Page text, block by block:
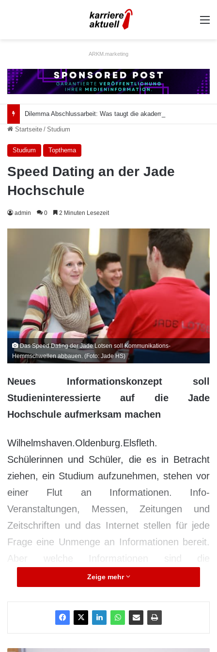
ARKM.marketing
Startseite / Studium
Studium Topthema
Speed Dating an der Jade
Hochschule
admin 0 2 Minuten Lesezeit
Das Speed Dating der Jade Lotsen soll Kommunikations-
Hemmschwellen abbauen. (Foto: Jade HS)
Neues Informationskonzept soll
Studieninteressierte auf die Jade
Hochschule aufmerksam machen
Wilhelmshaven.Oldenburg.Elsfleth.
Schülerinnen und Schüler, die es in Betracht
ziehen, ein Studium aufzunehmen, stehen vor
einer Flut an Informationen. Info-
Veranstaltungen, Messen, Zeitungen und
Zeitschriften und das Internet stellen für jede
Frage eine Unmenge an Informationen bereit.
Aber welche Informationen sind die
verlässlichsten? – Diese Frage stellt sich wohl
ungeschönten Blick in den Studienalltag
bekommen, hat die Zentrale Studienberatung
Zeige mehr